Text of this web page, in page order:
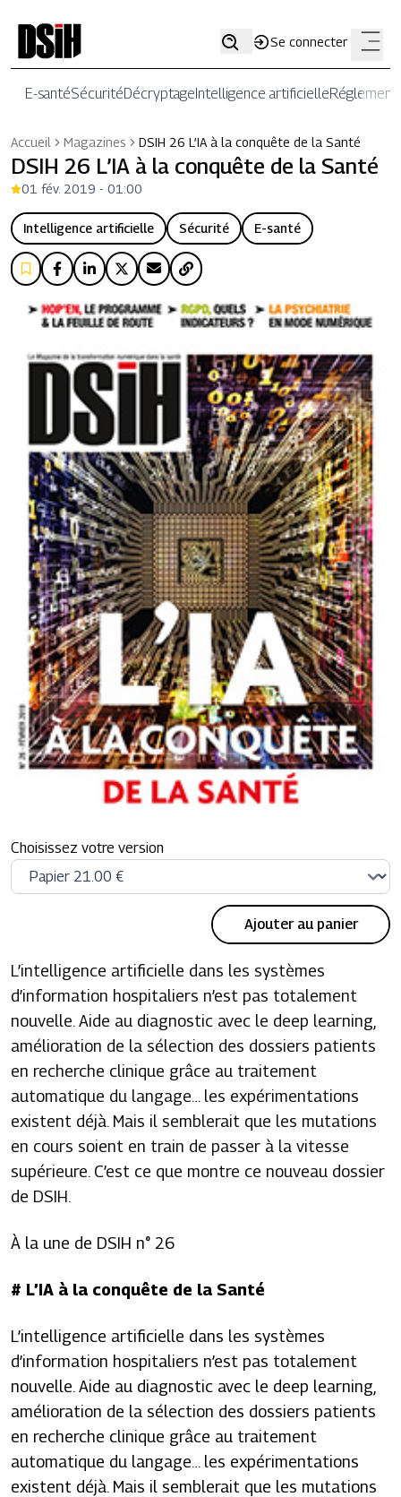
Se connecter
E-santéSécuritéDécryptageIntelligence artificielle
Accueil Magazines DSIH 26 L’IA à la conquête de la Santé
DSIH 26 L’IA à la conquête de la Santé
01 fév. 2019 - 01:00
Intelligence artificielle Sécurité E-santé
Choisissez votre version
Ajouter au panier
L’intelligence artificielle dans les systèmes
d’information hospitaliers n’est pas totalement
nouvelle. Aide au diagnostic avec le deep learning,
amélioration de la sélection des dossiers patients
en recherche clinique grâce au traitement
automatique du langage… les expérimentations
existent déjà. Mais il semblerait que les mutations
en cours soient en train de passer à la vitesse
supérieure. C’est ce que montre ce nouveau dossier
de DSIH.
À la une de DSIH n° 26
# L’IA à la conquête de la Santé
L’intelligence artificielle dans les systèmes
d’information hospitaliers n’est pas totalement
nouvelle. Aide au diagnostic avec le deep learning
amélioration de la sélection des dossiers patients
en recherche clinique grâce au traitement
automatique du langage… les expérimentations
existent déjà. Mais il semblerait que les mutations